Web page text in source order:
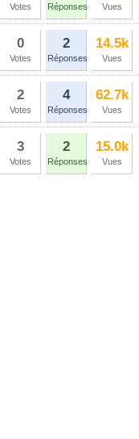
Votes Réponses Vues
0
Votes
2
Réponses
14.5k
Vues
2
Votes
4
Réponses
62.7k
Vues
3
Votes
2
Réponses
15.0k
Vues